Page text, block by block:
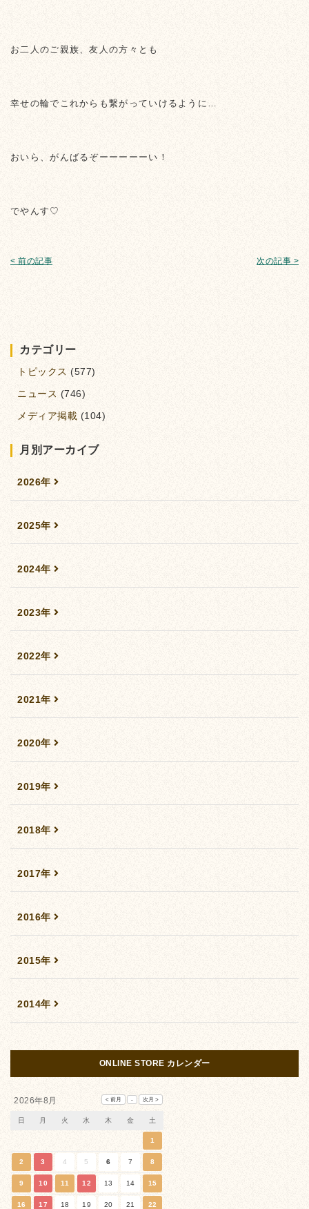
お二人のご親族、友人の方々とも
幸せの輪でこれからも繋がっていけるように…
おいら、がんばるぞーーーーーい！
でやんす♡
< 前の記事 次の記事 >
カテゴリー
トピックス (577)
ニュース (746)
メディア掲載 (104)
月別アーカイブ
2026年
2025年
2024年
2023年
2022年
2021年
2020年
2019年
2018年
2017年
2016年
2015年
2014年
ONLINE STORE カレンダー
2026年8月
日 月 火 水 木 金 土
1
2 3 4 5 6 7 8
9 10 11 12 13 14 15
16 17 18 19 20 21 22